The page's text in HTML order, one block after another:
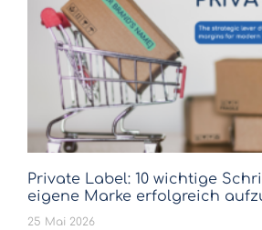
Private Label: 10 wichtige
eigene Marke erfolgreich
25 Mai 2026